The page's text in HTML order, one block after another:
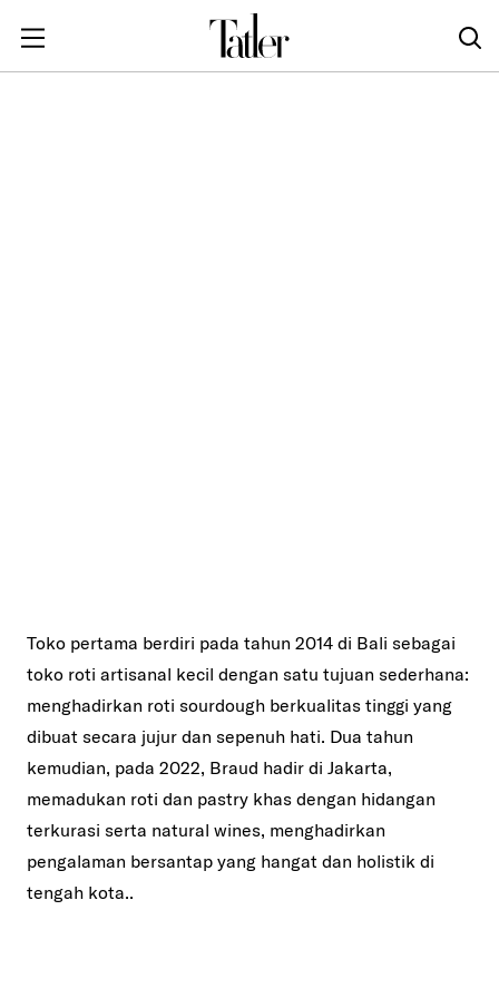
Toko pertama berdiri pada tahun 2014 di Bali sebagai
toko roti artisanal kecil dengan satu tujuan sederhana:
menghadirkan roti sourdough berkualitas tinggi yang
dibuat secara jujur dan sepenuh hati. Dua tahun
kemudian, pada 2022, Braud hadir di Jakarta,
memadukan roti dan pastry khas dengan hidangan
terkurasi serta natural wines, menghadirkan
pengalaman bersantap yang hangat dan holistik di
tengah kota..